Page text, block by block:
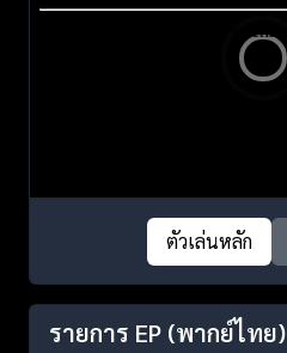
ตัวเล่นหลัก
รายการ EP (พากย์ไทย)